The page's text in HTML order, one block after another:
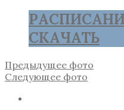
СКАЧАТЬ
Предыдущее фото
Следующее фото